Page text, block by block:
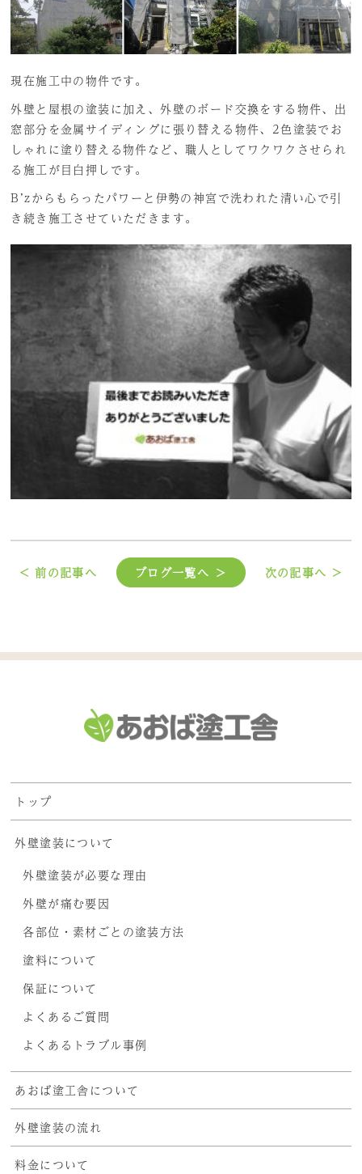
現在施工中の物件です。
外壁と屋根の塗装に加え、外壁のボード交換をする物件、出
窓部分を金属サイディングに張り替える物件、2色塗装でお
しゃれに塗り替える物件など、職人としてワクワクさせられ
る施工が目白押しです。
B’zからもらったパワーと伊勢の神宮で洗われた清い心で引
き続き施工させていただきます。
< 前の記事へ ブログ一覧へ ＞ 次の記事へ >
トップ
外壁塗装について
外壁塗装が必要な理由
外壁が痛む要因
各部位・素材ごとの塗装方法
塗料について
保証について
よくあるご質問
よくあるトラブル事例
あおば塗工舎について
外壁塗装の流れ
料金について